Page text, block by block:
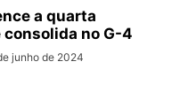
a quarta
consolida no G-4
junho de 2024